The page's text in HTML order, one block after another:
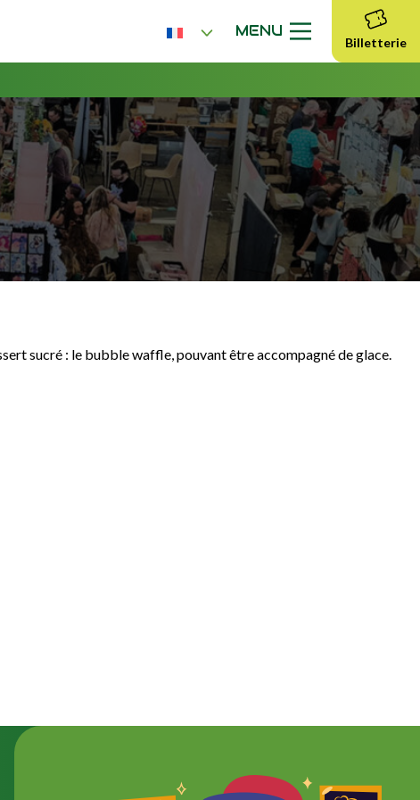
MENU
Billetterie
sucré : le bubble waffle, pouvant être accompagné de glace.